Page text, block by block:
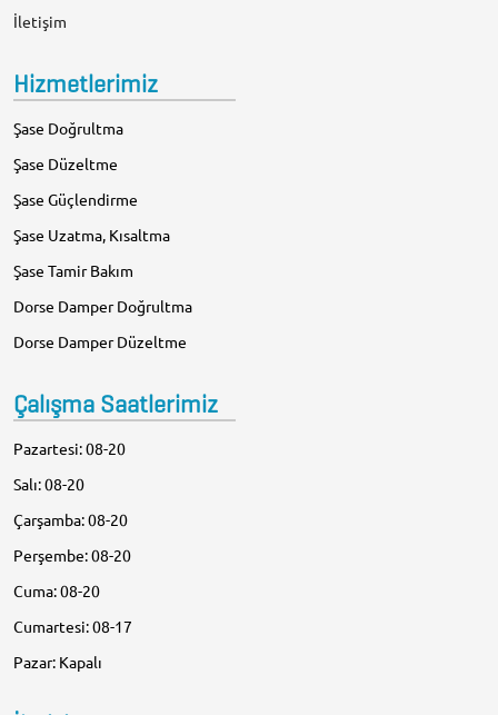
İletişim
Hizmetlerimiz
Şase Doğrultma
Şase Düzeltme
Şase Güçlendirme
Şase Uzatma, Kısaltma
Şase Tamir Bakım
Dorse Damper Doğrultma
Dorse Damper Düzeltme
Çalışma Saatlerimiz
Pazartesi: 08-20
Salı: 08-20
Çarşamba: 08-20
Perşembe: 08-20
Cuma: 08-20
Cumartesi: 08-17
Pazar: Kapalı